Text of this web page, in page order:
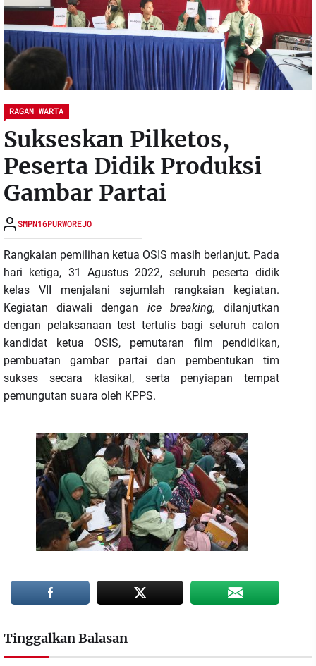
RAGAM WARTA
Sukseskan Pilketos,
Peserta Didik Produksi
Gambar Partai
SMPN16PURWOREJO
Rangkaian pemilihan ketua OSIS masih berlanjut. Pada
hari ketiga, 31 Agustus 2022, seluruh peserta didik
kelas VII menjalani sejumlah rangkaian kegiatan.
Kegiatan diawali dengan ice breaking,dilanjutkan
dengan pelaksanaan test tertulis bagi seluruh calon
kandidat ketua OSIS, pemutaran film pendidikan,
pembuatan gambar partai dan pembentukan tim
sukses secara klasikal, serta penyiapan tempat
pemungutan suara oleh KPPS.
Tinggalkan Balasan